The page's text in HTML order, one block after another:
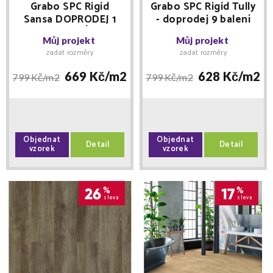
Grabo SPC Rigid
Sansa DOPRODEJ 1
BALENÍ
Můj projekt
zadat rozměry
799 Kč/m2 669 Kč/m2
Objednat
vzorek Detail
Grabo SPC Rigid Tully
- doprodej 9 balení
Můj projekt
zadat rozměry
799 Kč/m2 628 Kč/m2
Objednat
vzorek Detail
26%
sleva 17%
sleva